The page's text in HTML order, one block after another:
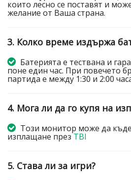
които лесно се поставят и
желание от Ваша страна.
3. Колко време издържа
Батерията е тествана и
поне един час. При повечето
партида е между 1:30 и 2:00
4. Мога ли да го купя на
Този монитор може да
изплащане презTBI
5. Става ли за игри?